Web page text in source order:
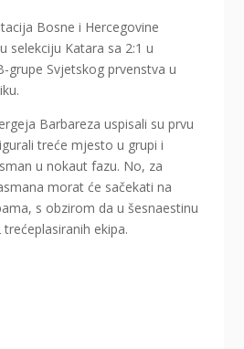
Bosne i Hercegovine
selekciju Katara sa 2:1 u
grupe Svjetskog prvenstva u
Barbareza uspisali su prvu
treće mjesto u grupi i
u nokaut fazu. No, za
morat će sačekati na
s obzirom da u šesnaestinu
ekipa.